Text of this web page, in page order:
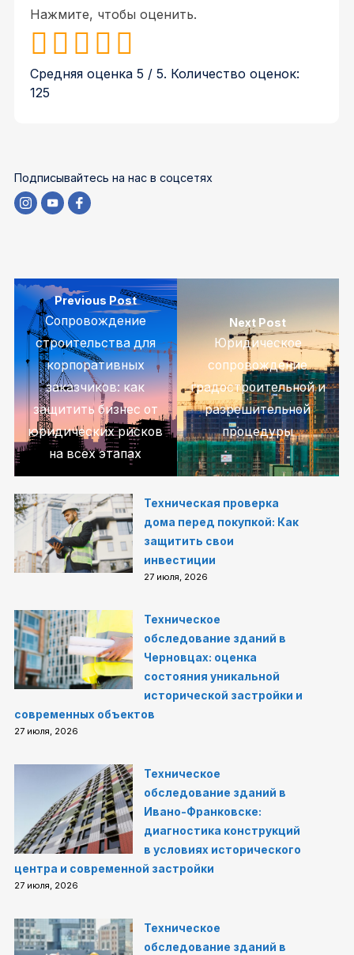
Нажмите, чтобы оценить.
Средняя оценка5 / 5. Количество оценок:
125
Подписывайтесь на нас в соцсетях
Previous Post
Сопровождение
строительства для
корпоративных
заказчиков: как
защитить бизнес от
юридических рисков
на всех этапах
Next Post
Юридическое
сопровождение
градостроительной и
разрешительной
процедуры
Техническая проверка
дома перед покупкой: Как
защитить свои
инвестиции
27 июля, 2026
Техническое
обследование зданий в
Черновцах: оценка
состояния уникальной
исторической застройки и
современных объектов
27 июля, 2026
Техническое
обследование зданий в
Ивано-Франковске:
диагностика конструкций
в условиях исторического
центра и современной застройки
27 июля, 2026
Техническое
обследование зданий в